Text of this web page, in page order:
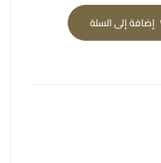
إضافة إلى السلة